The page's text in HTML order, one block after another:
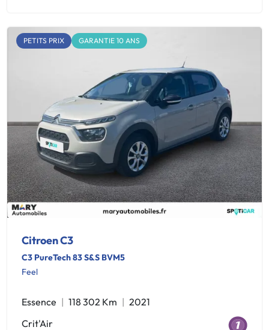
PETITS PRIX GARANTIE 10 ANS
Citroen C3
C3 PureTech 83 S&S BVM5
Feel
Essence 118 302 Km
2021
Crit'Air